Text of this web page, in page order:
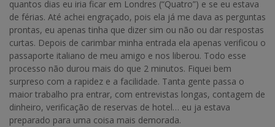
quantos dias eu iria ficar em Londres (“Quatro”) e se eu estava
de férias. Até achei engraçado, pois ela já me dava as perguntas
prontas, eu apenas tinha que dizer sim ou não ou dar respostas
curtas. Depois de carimbar minha entrada ela apenas verificou o
passaporte italiano de meu amigo e nos liberou. Todo esse
processo não durou mais do que 2 minutos. Fiquei bem
surpreso com a rapidez e a facilidade. Tanta gente passa o
maior trabalho pra entrar, com entrevistas longas, contagem de
dinheiro, verificação de reservas de hotel… eu ja estava
preparado para uma coisa mais demorada.